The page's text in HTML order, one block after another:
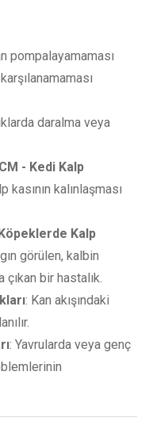
pompalayamaması
daralma veya
- Kedi Kalp
kalınlaşması
Kalp
görülen, kalbin
bir hastalık.
: Kan akışındaki
: Yavrularda veya genç